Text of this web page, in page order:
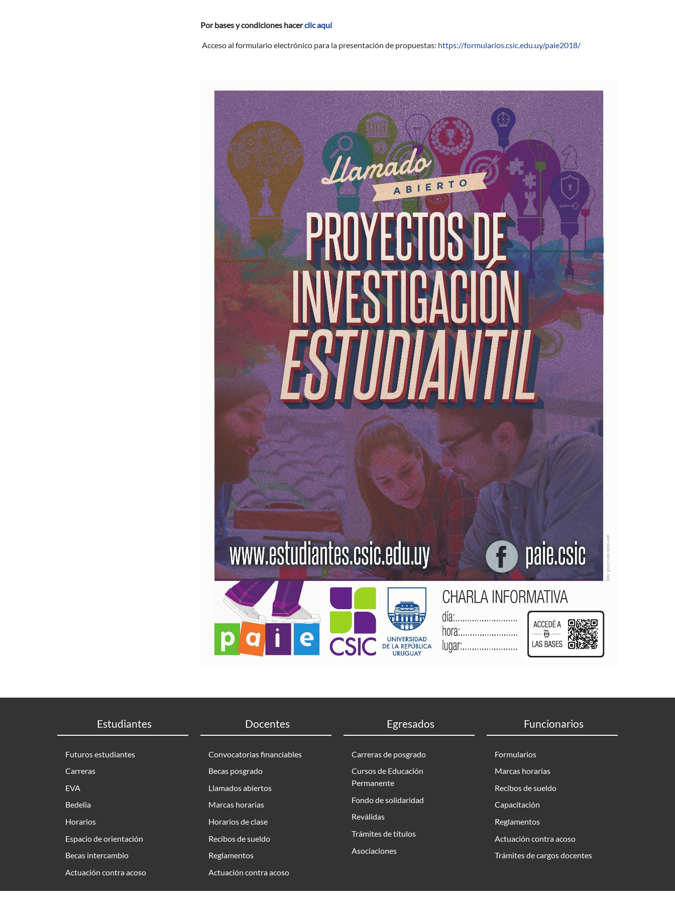
Por bases y condiciones hacerclic aquí
Acceso al formulario electrónico para la presentación de propuestas: https://formularios.csic.edu.uy/paie2018/
Estudiantes
Futuros estudiantes
Carreras
EVA
Bedelia
Horarios
Espacio de orientación
Becas intercambio
Actuación contra acoso
Docentes
Convocatorias financiables
Becas posgrado
Llamados abiertos
Marcas horarias
Horarios de clase
Recibos de sueldo
Reglamentos
Actuación contra acoso
Egresados
Carreras de posgrado
Cursos de Educación
Permanente
Fondo de solidaridad
Reválidas
Trámites de títulos
Asociaciones
Funcionarios
Formularios
Marcas horarias
Recibos de sueldo
Capacitación
Reglamentos
Actuación contra acoso
Trámites de cargos docentes